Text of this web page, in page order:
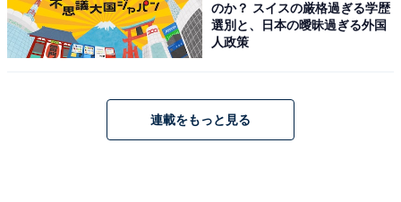
のか？ スイスの厳格過ぎる学歴
選別と、日本の曖昧過ぎる外国
人政策
連載をもっと見る